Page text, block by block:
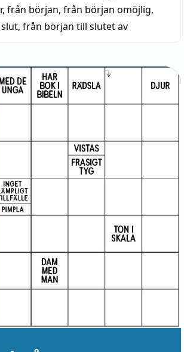
, från början, från början omöjlig,
, från början till slutet av